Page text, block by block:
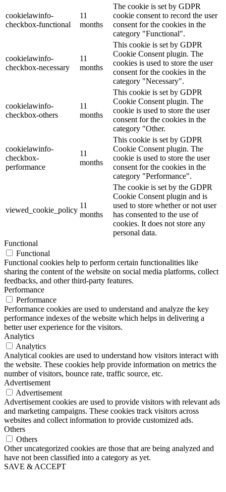
cookielawinfo-
checkbox-functional
11
months
The cookie is set by GDPR
cookie consent to record the user
consent for the cookies in the
category "Functional".
cookielawinfo-
checkbox-necessary
11
months
This cookie is set by GDPR
Cookie Consent plugin. The
cookies is used to store the user
consent for the cookies in the
category "Necessary".
cookielawinfo-
checkbox-others
11
months
This cookie is set by GDPR
Cookie Consent plugin. The
cookie is used to store the user
consent for the cookies in the
category "Other.
cookielawinfo-
checkbox-
performance
11
months
This cookie is set by GDPR
Cookie Consent plugin. The
cookie is used to store the user
consent for the cookies in the
category "Performance".
viewed_cookie_policy
11
months
The cookie is set by the GDPR
Cookie Consent plugin and is
used to store whether or not user
has consented to the use of
cookies. It does not store any
personal data.
Functional
Functional
Functional cookies help to perform certain functionalities like
sharing the content of the website on social media platforms, collect
feedbacks, and other third-party features.
Performance
Performance
Performance cookies are used to understand and analyze the key
performance indexes of the website which helps in delivering a
better user experience for the visitors.
Analytics
Analytics
Analytical cookies are used to understand how visitors interact with
the website. These cookies help provide information on metrics the
number of visitors, bounce rate, traffic source, etc.
Advertisement
Advertisement
Advertisement cookies are used to provide visitors with relevant ads
and marketing campaigns. These cookies track visitors across
websites and collect information to provide customized ads.
Others
Others
Other uncategorized cookies are those that are being analyzed and
have not been classified into a category as yet.
SAVE & ACCEPT